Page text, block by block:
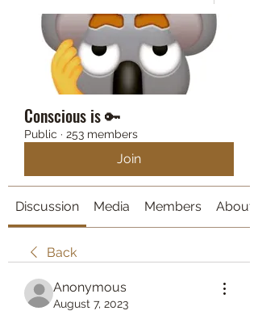
Conscious is 🔑
Public · 253 members
Join
Discussion Media Members About
Back
Anonymous
August 7, 2023